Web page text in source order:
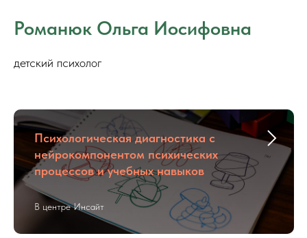
Романюк Ольга Иосифовна
детский психолог
Психологическая диагностика с
нейрокомпонентом психических
процессов и учебных навыков
В центре Инсайт